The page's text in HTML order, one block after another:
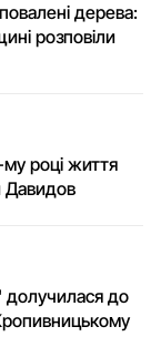
дерева:
розповіли
році життя
Давидов
до